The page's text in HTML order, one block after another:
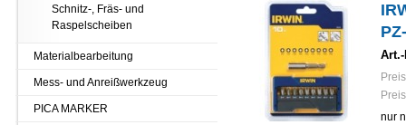
Art.-
nur
Schnitz-, Fräs- und
Raspelscheiben
Materialbearbeitung
Mess- und Anreißwerkzeug
PICA MARKER